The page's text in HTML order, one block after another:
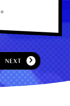
NEXT